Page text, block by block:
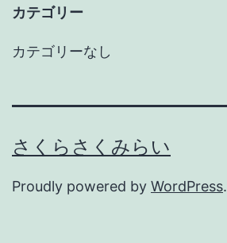
カテゴリー
カテゴリーなし
さくらさくみらい
Proudly powered by WordPress.